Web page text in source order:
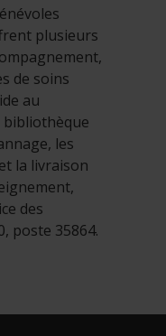
plusieurs
de soins
au
bibliothèque
les
la livraison
des
poste 35864.